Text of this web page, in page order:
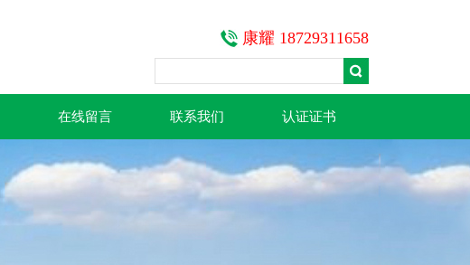
康耀 18729311658
在线留言 联系我们 认证证书